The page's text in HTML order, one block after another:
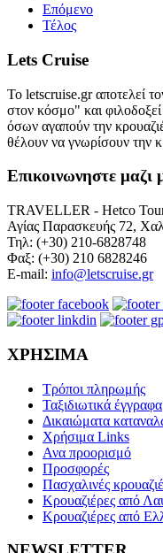
Επόμενο
Τέλος
Lets Cruise
Το letscruise.gr αποτελεί
στον κόσμο" και
όσων αγαπούν την
θέλουν να γνωρίσουν την
Επικοινωνηστε μαζι
TRAVELLER - Hetco
Αγίας Παρασκευής 72,
Τηλ: (+30) 210-6828748
Φαξ: (+30) 210 6828246
E-mail: info@letscruise.gr
ΧΡΗΣΙΜΑ
Τρόποι πληρωμής
Ταξιδιωτικά έγγραφα
Δικαιώματα
Χρήσιμα Links
Ανα προορισμό
Προσφορές
Πασχαλινές
Κρουαζιέρες από
Κρουαζιέρες από